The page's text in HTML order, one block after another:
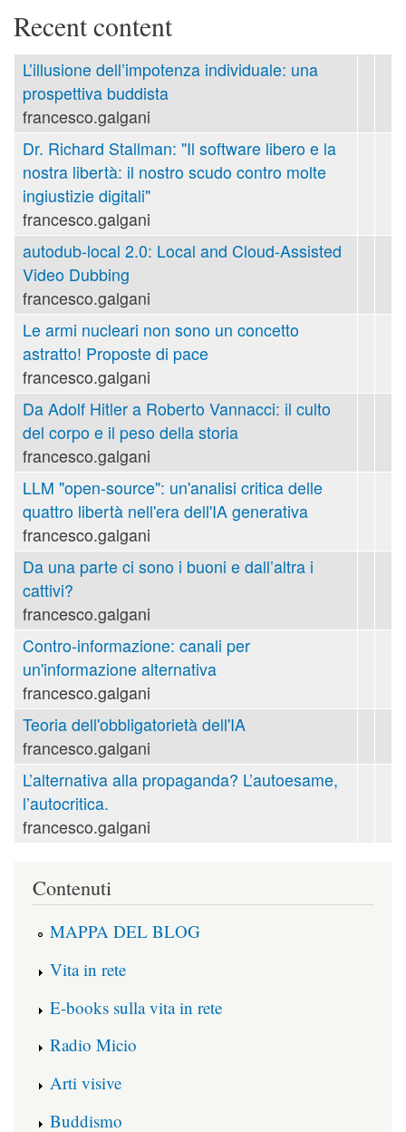
Recent content
L’illusione dell’impotenza individuale: una
prospettiva buddista
francesco.galgani
Dr. Richard Stallman: "Il software libero e la
nostra libertà: il nostro scudo contro molte
ingiustizie digitali"
francesco.galgani
autodub-local 2.0: Local and Cloud-Assisted
Video Dubbing
francesco.galgani
Le armi nucleari non sono un concetto
astratto! Proposte di pace
francesco.galgani
Da Adolf Hitler a Roberto Vannacci: il culto
del corpo e il peso della storia
francesco.galgani
LLM "open-source": un'analisi critica delle
quattro libertà nell'era dell'IA generativa
francesco.galgani
Da una parte ci sono i buoni e dall’altra i
cattivi?
francesco.galgani
Contro-informazione: canali per
un'informazione alternativa
francesco.galgani
Teoria dell'obbligatorietà dell'IA
francesco.galgani
L’alternativa alla propaganda? L’autoesame,
l’autocritica.
francesco.galgani
Contenuti
MAPPA DEL BLOG
Vita in rete
E-books sulla vita in rete
Radio Micio
Arti visive
Buddismo